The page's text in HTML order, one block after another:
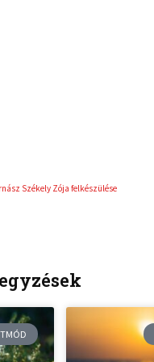
Székely Zója felkészülése